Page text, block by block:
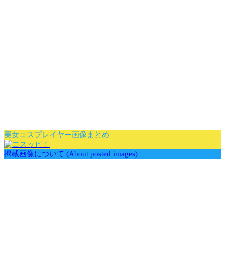
美女コスプレイヤー画像まとめ
掲載画像について (About posted images)